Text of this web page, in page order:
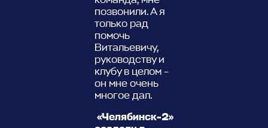
позвонили. А я
только рад
помочь
Витальевичу,
руководству и
клубу в целом –
он мне очень
многое дал.
«Челябинск-2»